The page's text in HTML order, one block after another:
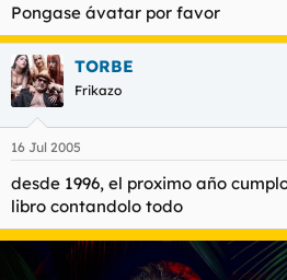
Pongase ávatar por favor
TORBE
Frikazo
16 Jul 2005
desde 1996, el proximo año
libro contandolo todo